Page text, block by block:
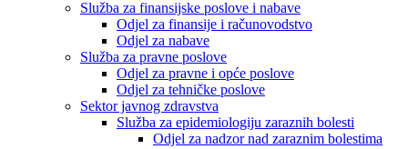
Služba za finansijske poslove i nabave
Odjel za finansije i računovodstvo
Odjel za nabave
Služba za pravne poslove
Odjel za pravne i opće poslove
Odjel za tehničke poslove
Sektor javnog zdravstva
Služba za epidemiologiju zaraznih bolesti
Odjel za nadzor nad zaraznim bolestima